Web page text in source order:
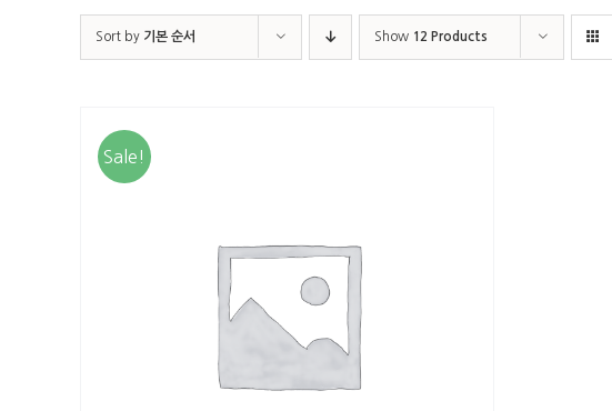
Sort by 기본 순서 Show 12 Products
Sale!